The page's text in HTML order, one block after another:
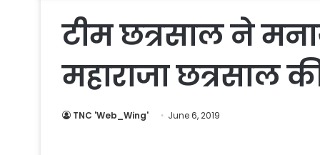
टीम छत्रसाल ने
महाराजा छत्रसाल
TNC 'Web_Wing' June 6, 2019